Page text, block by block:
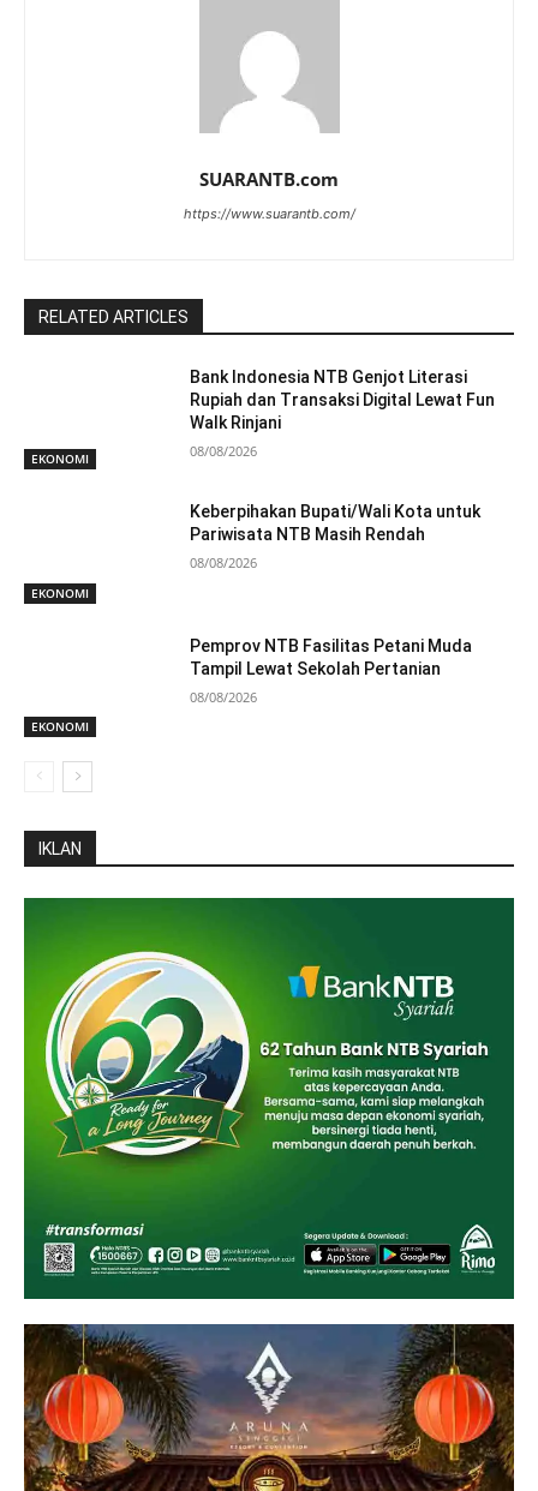
SUARANTB.com
https://www.suarantb.com/
RELATED ARTICLES
EKONOMI
Bank Indonesia NTB Genjot Literasi
Rupiah dan Transaksi Digital Lewat Fun
Walk Rinjani
08/08/2026
EKONOMI
Keberpihakan Bupati/Wali Kota untuk
Pariwisata NTB Masih Rendah
08/08/2026
EKONOMI
Pemprov NTB Fasilitas Petani Muda
Tampil Lewat Sekolah Pertanian
08/08/2026
IKLAN